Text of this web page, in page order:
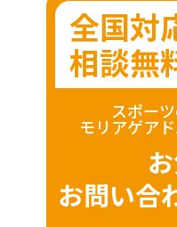
全国対
相談無
スポー
モリアゲア
お問い合